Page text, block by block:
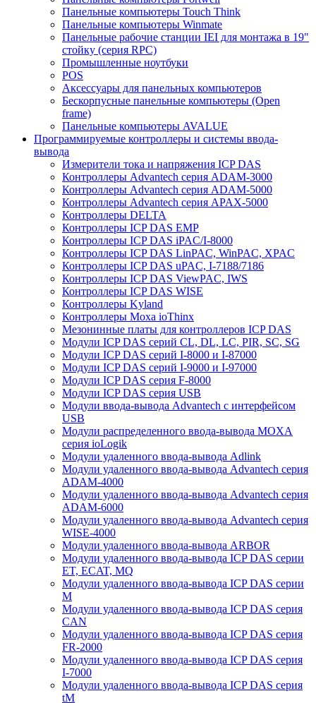
Панельные компьютеры Touch Think
Панельные компьютеры Winmate
Панельные рабочие станции IEI для монтажа в 19"
стойку (серия RPC)
Промышленные ноутбуки
POS
Аксессуары для панельных компьютеров
Бескорпусные панельные компьютеры (Open
frame)
Панельные компьютеры AVALUE
Программируемые контроллеры и системы ввода-
вывода
Измерители тока и напряжения ICP DAS
Контроллеры Advantech серия ADAM-3000
Контроллеры Advantech серия ADAM-5000
Контроллеры Advantech серия APAX-5000
Контроллеры DELTA
Контроллеры ICP DAS EMP
Контроллеры ICP DAS iPAC/I-8000
Контроллеры ICP DAS LinPAC, WinPAC, XPAC
Контроллеры ICP DAS uPAC, I-7188/7186
Контроллеры ICP DAS ViewPAC, IWS
Контроллеры ICP DAS WISE
Контроллеры Kyland
Контроллеры Moxa ioThinx
Мезонинные платы для контроллеров ICP DAS
Модули ICP DAS серий CL, DL, LC, PIR, SC, SG
Модули ICP DAS серий I-8000 и I-87000
Модули ICP DAS серий I-9000 и I-97000
Модули ICP DAS серия F-8000
Модули ICP DAS серия USB
Модули ввода-вывода Advantech с интерфейсом
USB
Модули распределенного ввода-вывода MOXA
серия ioLogik
Модули удаленного ввода-вывода Adlink
Модули удаленного ввода-вывода Advantech серия
ADAM-4000
Модули удаленного ввода-вывода Advantech серия
ADAM-6000
Модули удаленного ввода-вывода Advantech серия
WISE-4000
Модули удаленного ввода-вывода ARBOR
Модули удаленного ввода-вывода ICP DAS серии
ET, ECAT, MQ
Модули удаленного ввода-вывода ICP DAS серии
M
Модули удаленного ввода-вывода ICP DAS серия
CAN
Модули удаленного ввода-вывода ICP DAS серия
FR-2000
Модули удаленного ввода-вывода ICP DAS серия
I-7000
Модули удаленного ввода-вывода ICP DAS серия
tM